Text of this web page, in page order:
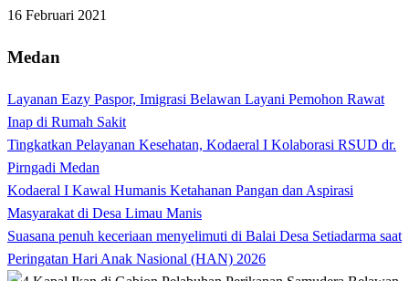
16 Februari 2021
Medan
Layanan Eazy Paspor, Imigrasi Belawan Layani Pemohon Rawat
Inap di Rumah Sakit
Tingkatkan Pelayanan Kesehatan, Kodaeral I Kolaborasi RSUD dr.
Pirngadi Medan‎
Kodaeral I Kawal Humanis Ketahanan Pangan dan Aspirasi
Masyarakat di Desa Limau Manis
Suasana penuh keceriaan menyelimuti di Balai Desa Setiadarma saat
Peringatan Hari Anak Nasional (HAN) 2026